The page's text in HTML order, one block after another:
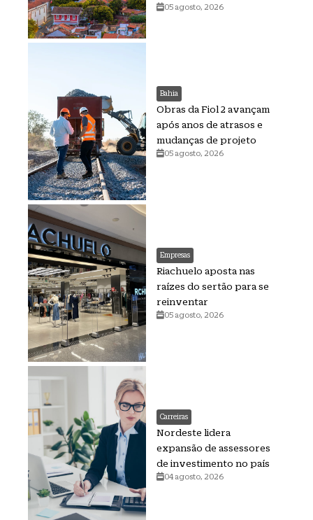
05 agosto, 2026
Bahia
Obras da Fiol 2 avançam
após anos de atrasos e
mudanças de projeto
05 agosto, 2026
Empresas
Riachuelo aposta nas
raízes do sertão para se
reinventar
05 agosto, 2026
Carreiras
Nordeste lidera
expansão de assessores
de investimento no país
04 agosto, 2026